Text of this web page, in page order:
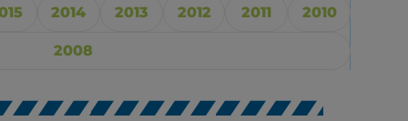
2014 2013 2012 2011 2010
2008